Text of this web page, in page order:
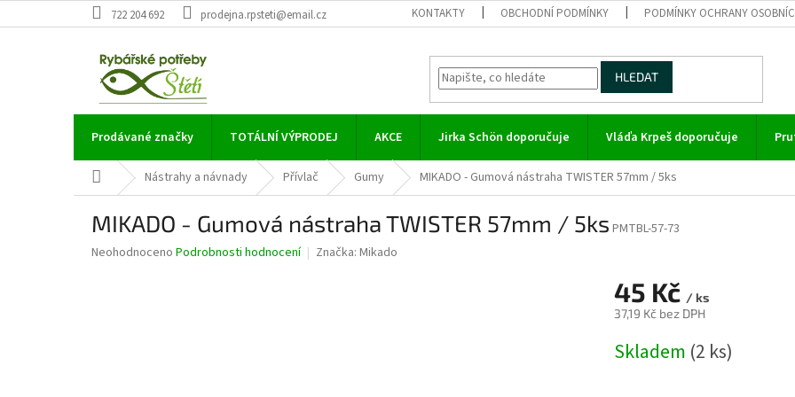
na
722 204 692 prodejna.rpsteti@email.cz KONTAKTY OBCHODNÍ PODMÍNKY PODMÍNKY OCHRANY
HLEDAT
Prodávané značky TOTÁLNÍ VÝPRODEJ AKCE Jirka Schön doporučuje Vláďa Krpeš doporučuje
Domů Nástrahy a návnady Přívlač Gumy MIKADO - Gumová nástraha TWISTER 57mm / 5ks
MIKADO - Gumová nástraha TWISTER 57mm / 5ks PMTBL-57-73
Průměrné
Neohodnoceno Podrobnosti hodnocení Značka: Mikado
45 Kč / ks
37,19 Kč bez DPH
cena:
Skladem (2 ks)